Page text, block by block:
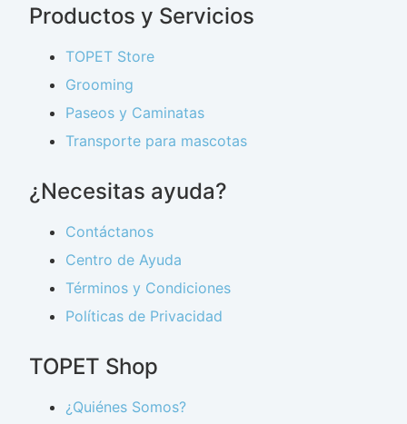
Productos y Servicios
TOPET Store
Grooming
Paseos y Caminatas
Transporte para mascotas
¿Necesitas ayuda?
Contáctanos
Centro de Ayuda
Términos y Condiciones
Políticas de Privacidad
TOPET Shop
¿Quiénes Somos?